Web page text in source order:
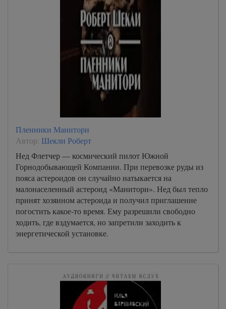
Пленники Манитори
Автор: Шекли Роберт
Нед Флетчер — космический пилот Южной
Горнодобывающей Компании. При перевозке руды из
пояса астероидов он случайно натыкается на
малонаселенный астероид «Манитори». Нед был тепло
принят хозяином астероида и получил приглашение
погостить какое-то время. Ему разрешили свободно
ходить, где вздумается, но запретили заходить к
энергетической установке.